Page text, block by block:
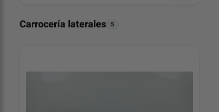
Carrocería laterales 5